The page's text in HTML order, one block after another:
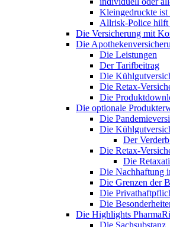
Kleingedruckte ist
Allrisk-Police hilft
Die Versicherung mit
Die
Die Leistungen
Der Tarifbeitrag
Die
Die Retax-
Die
Die optionale
Die
Die
Der
Die Retax-
Die
Die Nachhaftung
Die Grenzen der
Die
Die
Die Highlights
Die Sachsubstanz